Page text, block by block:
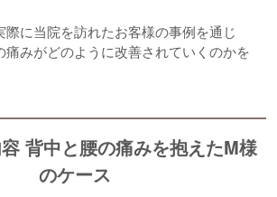
際に当院を訪れたお客様の事例を通じ
痛みがどのように改善されていくのかを
背中と腰の痛みを抱えたM様
のケース